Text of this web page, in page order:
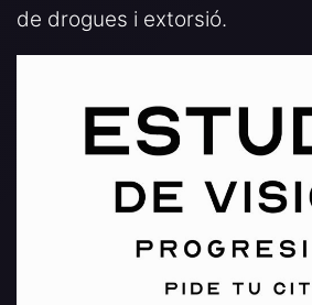
de drogues i extorsió.